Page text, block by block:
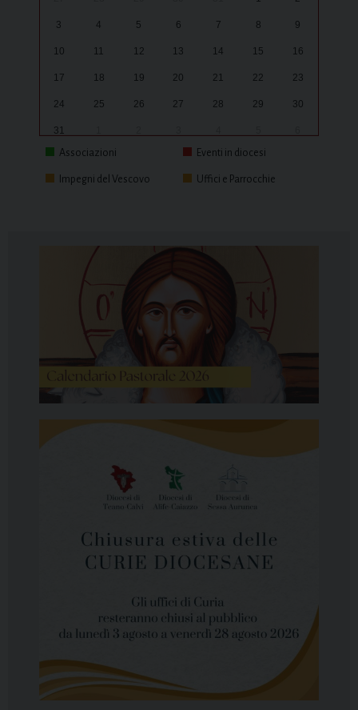
3 4 5 6 7 8 9
10 11 12 13 14 15 16
17 18 19 20 21 22 23
24 25 26 27 28 29 30
31
Associazioni
Eventi in diocesi
Impegni del Vescovo Uffici e Parrocchie